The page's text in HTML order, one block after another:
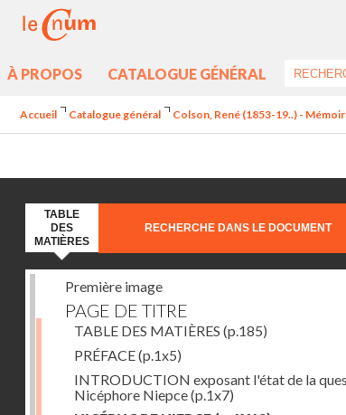
À PROPOS CATALOGUE GÉNÉRAL
Accueil Catalogue général Colson, René (1853-19..) -
TABLE
DES
MATIÈRES
RECHERCHE DANS LE DOCUMENT
Première image
PAGE DE TITRE
TABLE DES MATIÈRES (p.185)
PRÉFACE(p.1x5)
INTRODUCTION exposant l'état de la
Nicéphore Niepce(p.1x7)